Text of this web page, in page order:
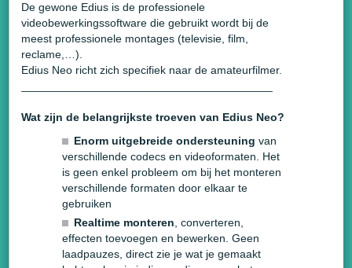
De gewone Edius is de professionele
videobewerkingssoftware die gebruikt wordt bij de
meest professionele montages (televisie, film,
reclame,…).
Edius Neo richt zich specifiek naar de amateurfilmer.
Wat zijn de belangrijkste troeven van Edius Neo?
Enorm uitgebreide ondersteuning van
verschillende codecs en videoformaten. Het
is geen enkel probleem om bij het monteren
verschillende formaten door elkaar te
gebruiken
Realtime monteren, converteren,
effecten toevoegen en bewerken. Geen
laadpauzes, direct zie je wat je gemaakt